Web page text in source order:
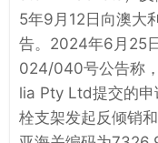
5年9月12日向澳大
告。2024年6月25
024/040号公告称
lia Pty Ltd提交的申
栓支架发起反倾销